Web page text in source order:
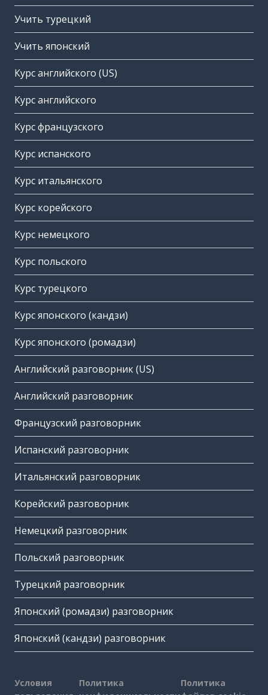
Учить турецкий
Учить японский
Курс английского (US)
Курс английского
Курс французского
Курс испанского
Курс итальянского
Курс корейского
Курс немецкого
Курс польского
Курс турецкого
Курс японского (кандзи)
Курс японского (ромадзи)
Английский разговорник (US)
Английский разговорник
Французский разговорник
Испанский разговорник
Итальянский разговорник
Корейский разговорник
Немецкий разговорник
Польский разговорник
Турецкий разговорник
Японский (ромадзи) разговорник
Японский (кандзи) разговорник
Условия
Политика
Политика